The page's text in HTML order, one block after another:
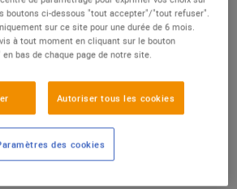
La Grande Rencontre 2024, encore
un succès
NOTRE MODÈLE
E.Leclerc, mobilisé contre les
cancers pédiatriques
boutons ci-dessous "tout accepter"/"tout refuser".
sur ce site pour une durée de 6 mois.
à tout moment en cliquant sur le bouton
bas de chaque page de notre site.
Autoriser tous les cookies
des cookies